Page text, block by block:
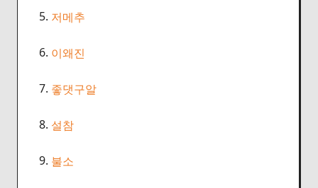
5. 저메추
6. 이왜진
7. 좋댓구알
8. 설참
9. 불소